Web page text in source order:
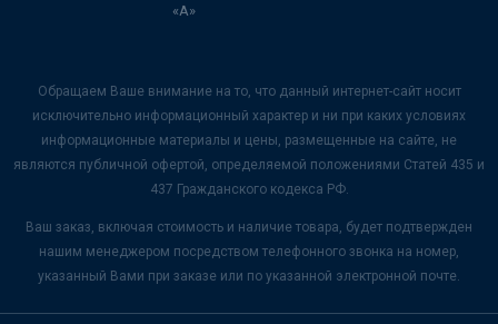
«А»
Обращаем Ваше внимание на то, что данный интернет-сайт носит
исключительно информационный характер и ни при каких условиях
информационные материалы и цены, размещенные на сайте, не
являются публичной офертой, определяемой положениями Статей 435 и
437 Гражданского кодекса РФ.
Ваш заказ, включая стоимость и наличие товара, будет подтвержден
нашим менеджером посредством телефонного звонка на номер,
указанный Вами при заказе или по указанной электронной почте.